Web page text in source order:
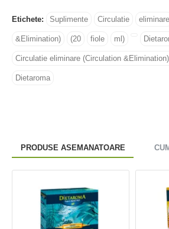
Etichete: Suplimente Circulatie eliminare
&Elimination) (20 fiole ml)
Circulatie eliminare (Circulation
Dietaroma
PRODUSE ASEMANATOARE